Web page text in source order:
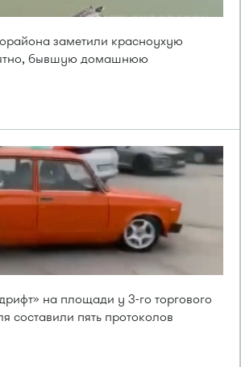
заметили красноухую
бывшую домашнюю
на площади у 3-го торгового
составили пять протоколов